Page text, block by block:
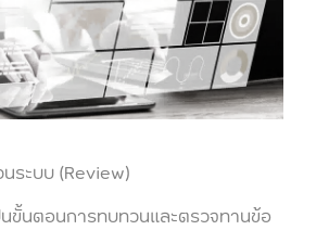
ระบบ (Review)
ขั้นตอนการทบทวนและตรวจทานข้อ